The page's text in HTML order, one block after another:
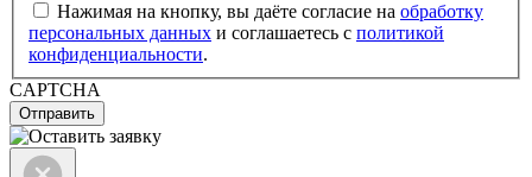
Нажимая на кнопку, вы даёте согласие на обработку
персональных данных и соглашаетесь с политикой
конфиденциальности.
CAPTCHA
Отправить